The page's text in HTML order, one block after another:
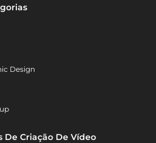
Design
De Criação De Vídeo